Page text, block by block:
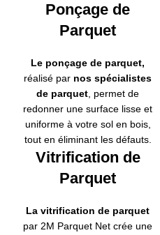
Ponçage de
Parquet
Le ponçage de parquet,
réalisé par nos spécialistes
de parquet , permet de
redonner une surface lisse et
uniforme à votre sol en bois,
tout en éliminant les défauts.
Vitrification de
Parquet
La vitrification de parquet
par 2M Parquet Net crée une